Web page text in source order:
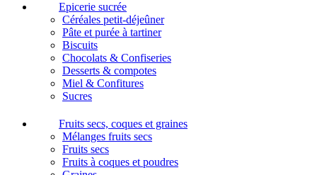
Epicerie sucrée
Céréales petit-déjeûner
Pâte et purée à tartiner
Biscuits
Chocolats & Confiseries
Desserts & compotes
Miel & Confitures
Sucres
Fruits secs, coques et graines
Mélanges fruits secs
Fruits secs
Fruits à coques et poudres